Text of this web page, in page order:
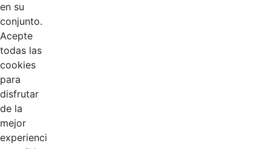
en su
conjunto.
Acepte
todas las
cookies
para
disfrutar
de la
mejor
experienci